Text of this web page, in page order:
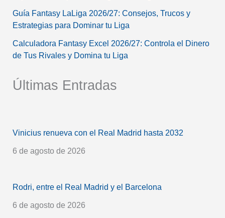
Guía Fantasy LaLiga 2026/27: Consejos, Trucos y
Estrategias para Dominar tu Liga
Calculadora Fantasy Excel 2026/27: Controla el Dinero
de Tus Rivales y Domina tu Liga
Últimas Entradas
Vinicius renueva con el Real Madrid hasta 2032
6 de agosto de 2026
Rodri, entre el Real Madrid y el Barcelona
6 de agosto de 2026